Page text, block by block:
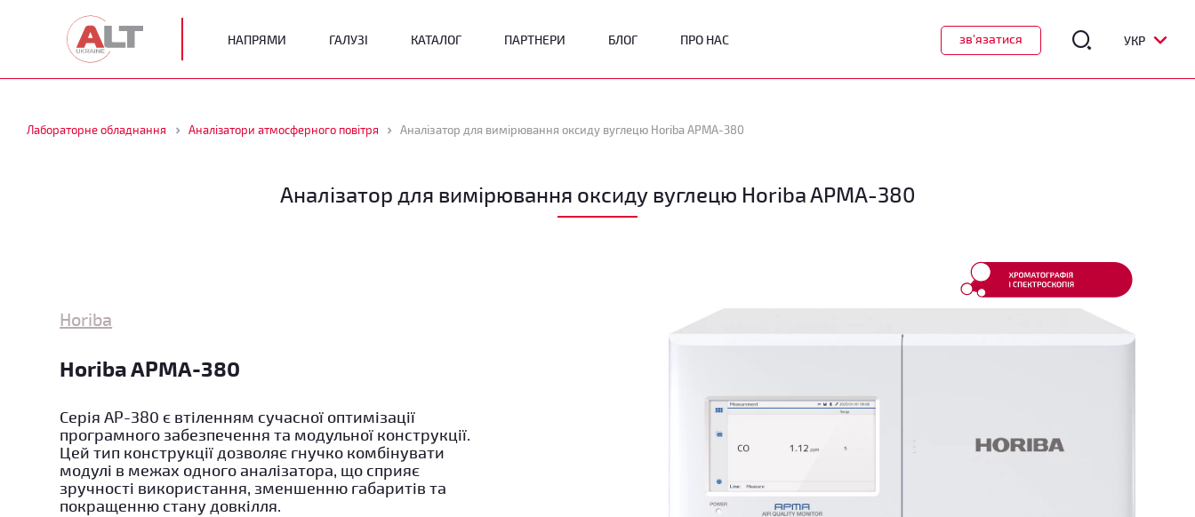
НАПРЯМИ ГАЛУЗІ КАТАЛОГ ПАРТНЕРИ БЛОГ ПРО НАС зв'язатися УКР
Лабораторне обладнання Аналізатори атмосферного повітря Аналізатор для вимірювання оксиду вуглецю Horiba APMA-380
Аналізатор для вимірювання оксиду вуглецю Horiba APMA-380
Horiba
Horiba APMA-380
Серія AP-380 є втіленням сучасної оптимізації
програмного забезпечення та модульної конструкції.
Цей тип конструкції дозволяє гнучко комбінувати
модулі в межах одного аналізатора, що сприяє
зручності використання, зменшенню габаритів та
покращенню стану довкілля.